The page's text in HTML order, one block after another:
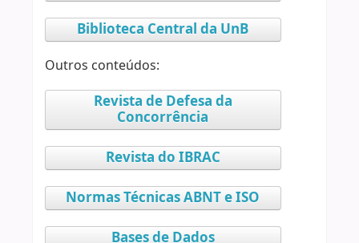
Biblioteca Central da UnB
Outros conteúdos:
Revista de Defesa da
Concorrência
Revista do IBRAC
Normas Técnicas ABNT e ISO
Bases de Dados